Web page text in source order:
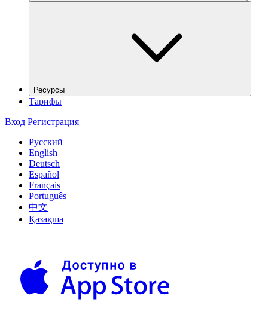
Ресурсы
Тарифы
Вход Регистрация
Русский
English
Deutsch
Español
Français
Português
中文
Қазақша